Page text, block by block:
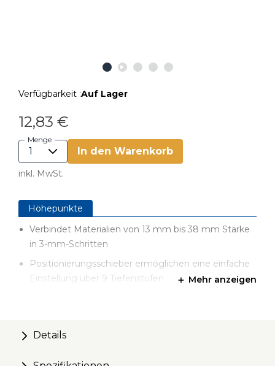
Verfügbarkeit :Auf Lager
12,83 €
Menge
In den Warenkorb
inkl. MwSt.
Höhepunkte
Verbindet Materialien von 13 mm bis 38 mm Stärke
in 3-mm-Schritten
Positionierungsschieber ermöglichen eine einfache
Einstellung über 9 Tiefenstufen
Zwei Kreg-Bohrführungen aus gehärtetem Stahl
Mehr anzeigen
Details